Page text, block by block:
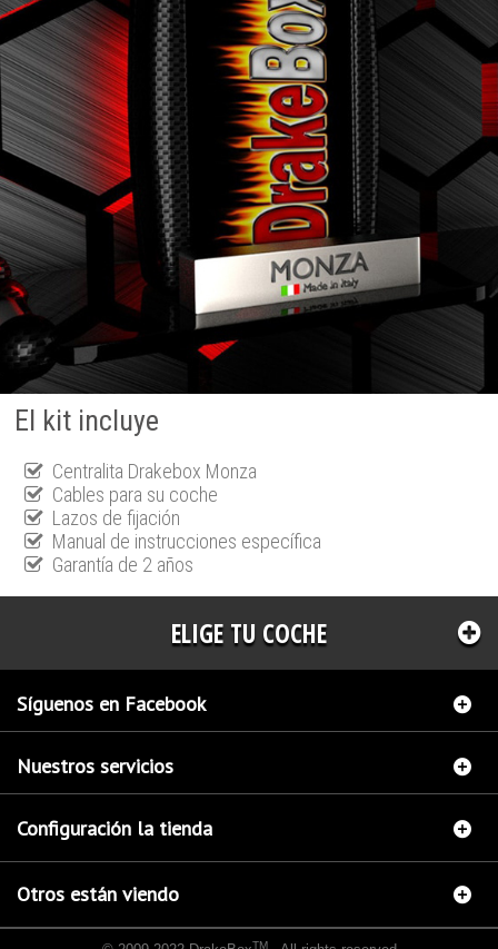
El kit incluye
Centralita Drakebox Monza
Cables para su coche
Lazos de fijación
Manual de instrucciones específica
Garantía de 2 años
ELIGE TU COCHE
Síguenos en Facebook
Nuestros servicios
Configuración la tienda
Otros están viendo
TM